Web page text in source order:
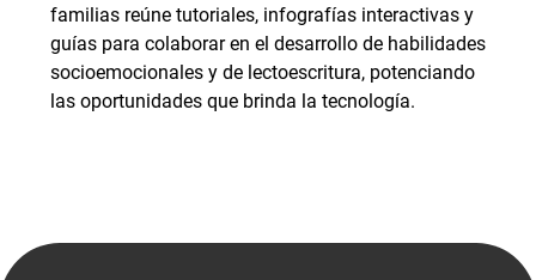
familias reúne tutoriales, infografías interactivas y
guías para colaborar en el desarrollo de habilidades
socioemocionales y de lectoescritura, potenciando
las oportunidades que brinda la tecnología.